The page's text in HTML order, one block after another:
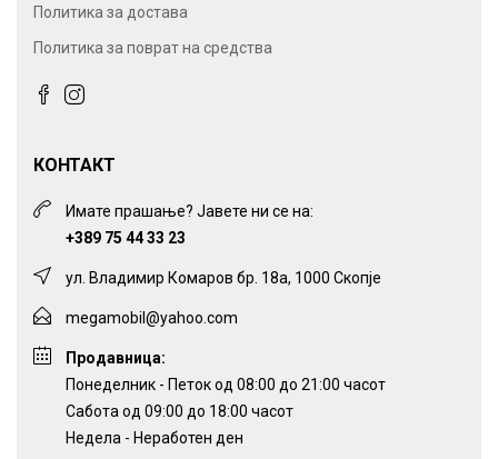
Политика за достава
Политика за поврат на средства
КОНТАКТ
Имате прашање? Јавете ни се на:
+389 75 44 33 23
ул. Владимир Комаров бр. 18а, 1000 Скопје
megamobil@yahoo.com
Продавница:
Понеделник - Петок од 08:00 до 21:00 часот
Сабота од 09:00 до 18:00 часот
Недела - Неработен ден